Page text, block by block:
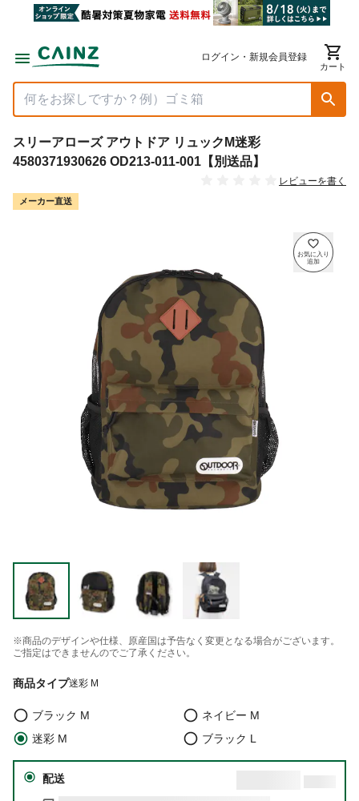
ログイン・新規会員登録
カート
スリーアローズ アウトドア リュックM迷彩
4580371930626 OD213-011-001【別送品】
レビューを書く
メーカー直送
※商品のデザインや仕様、原産国は予告なく変更となる場合がございます。
ご指定はできませんのでご了承ください。
商品タイプ迷彩 M
ブラック M
ネイビー M
迷彩 M
ブラック L
配送